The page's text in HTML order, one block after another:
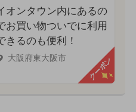
オンタウン内にあるの
お買い物ついでに利用
きるのも便利！
大阪府東大阪市 クーポン